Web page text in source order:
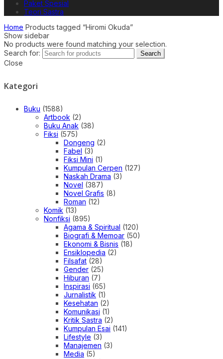
Paket Spesial
Teori Sastra
Home Products tagged “Hiromi Okuda”
Show sidebar
No products were found matching your selection.
Search for:
Search
Close
Kategori
Buku (1588)
Artbook (2)
Buku Anak (38)
Fiksi (575)
Dongeng (2)
Fabel (3)
Fiksi Mini (1)
Kumpulan Cerpen (127)
Naskah Drama (3)
Novel (387)
Novel Grafis (8)
Roman (12)
Komik (13)
Nonfiksi (895)
Agama & Spiritual (120)
Biografi & Memoar (50)
Ekonomi & Bisnis (18)
Ensiklopedia (2)
Filsafat (28)
Gender (25)
Hiburan (7)
Inspirasi (65)
Jurnalistik (1)
Kesehatan (2)
Komunikasi (1)
Kritik Sastra (2)
Kumpulan Esai (141)
Lifestyle (3)
Manajemen (3)
Media (5)